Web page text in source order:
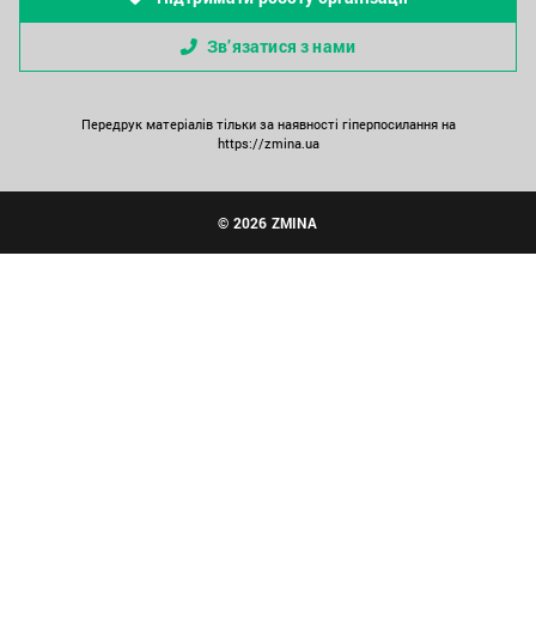
Зв’язатися з нами
Передрук матеріалів тільки за наявності гіперпосилання на
https://zmina.ua
© 2026 ZMINA